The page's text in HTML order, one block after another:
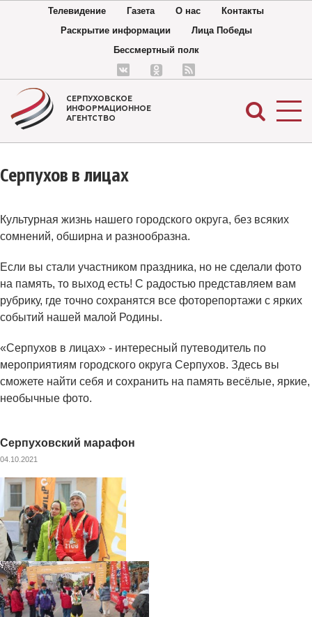
Телевидение Газета О нас
Контакты
Раскрытие информации
Лица Победы
Бессмертный полк
СЕРПУХОВСКОЕ
ИНФОРМАЦИОННОЕ
АГЕНТСТВО
Серпухов в лицах
Культурная жизнь нашего городского округа, без всяких
сомнений, обширна и разнообразна.
Если вы стали участником праздника, но не сделали фото
на память, то выход есть! С радостью представляем вам
рубрику, где точно сохранятся все фоторепортажи с ярких
событий нашей малой Родины.
«Серпухов в лицах» - интересный путеводитель по
мероприятиям городского округа Серпухов. Здесь вы
сможете найти себя и сохранить на память весёлые, яркие,
необычные фото.
Серпуховский марафон
04.10.2021